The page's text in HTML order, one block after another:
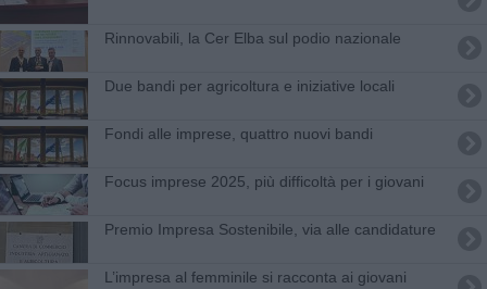
Rinnovabili, la Cer Elba sul podio nazionale
Due bandi per agricoltura e iniziative locali
Fondi alle imprese, quattro nuovi bandi
Focus imprese 2025, più difficoltà per i giovani
Premio Impresa Sostenibile, via alle candidature
L’impresa al femminile si racconta ai giovani